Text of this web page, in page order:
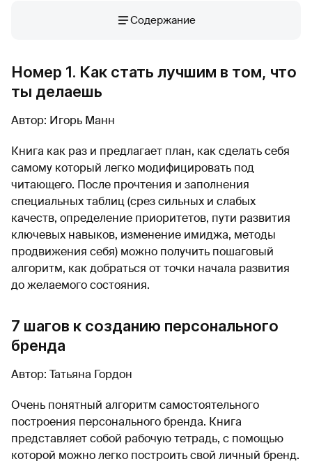
Содержание
Номер 1. Как стать лучшим в том, что
ты делаешь
Автор: Игорь Манн
Книга как раз и предлагает план, как сделать себя
самому который легко модифицировать под
читающего. После прочтения и заполнения
специальных таблиц (срез сильных и слабых
качеств, определение приоритетов, пути развития
ключевых навыков, изменение имиджа, методы
продвижения себя) можно получить пошаговый
алгоритм, как добраться от точки начала развития
до желаемого состояния.
7 шагов к созданию персонального
бренда
Автор: Татьяна Гордон
Очень понятный алгоритм самостоятельного
построения персонального бренда. Книга
представляет собой рабочую тетрадь, с помощью
которой можно легко построить свой личный бренд.